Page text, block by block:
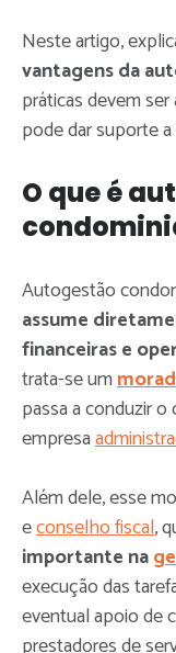
Neste artigo,
vantagens da
práticas devem
pode dar suporte
O que é
Autogestão
assume
financeiras e
trata-se um
passa a conduzir
empresa
Além dele, esse
econselho fiscal,
importante na
execução das
eventual apoio de
prestadores de